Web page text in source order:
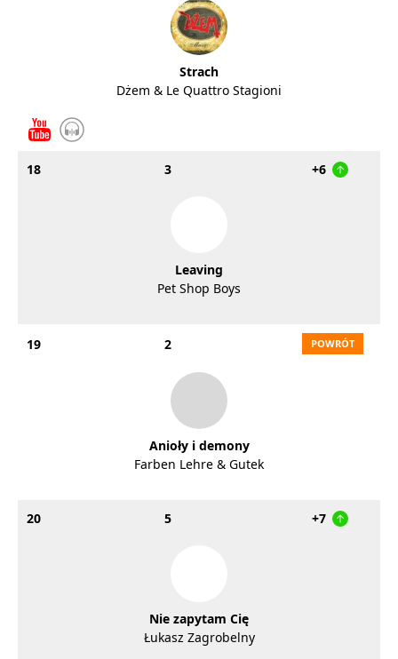
Strach
Dżem & Le Quattro Stagioni
18 3 +6
Leaving
Pet Shop Boys
19 2
Anioły i demony
Farben Lehre & Gutek
20 5 +7
Nie zapytam Cię
Łukasz Zagrobelny